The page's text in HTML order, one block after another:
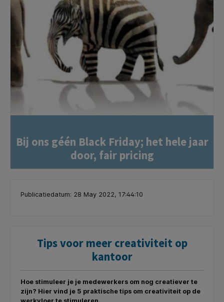
Bij ons géén Black Friday; het hele jaar
door, fair pricing
Publicatiedatum: 28 May 2022, 17:44:10
Tips voor meer creativiteit op
kantoor
Hoe stimuleer je je medewerkers om nog creatiever te
zijn? Hier vind je 5 praktische tips om creativiteit op de